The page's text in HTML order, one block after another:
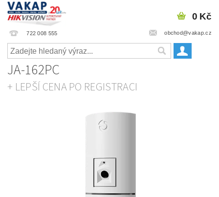
722 008 555 obchod@vakap.cz
0 Kč
JA-162PC
+ LEPŠÍ CENA PO REGISTRACI